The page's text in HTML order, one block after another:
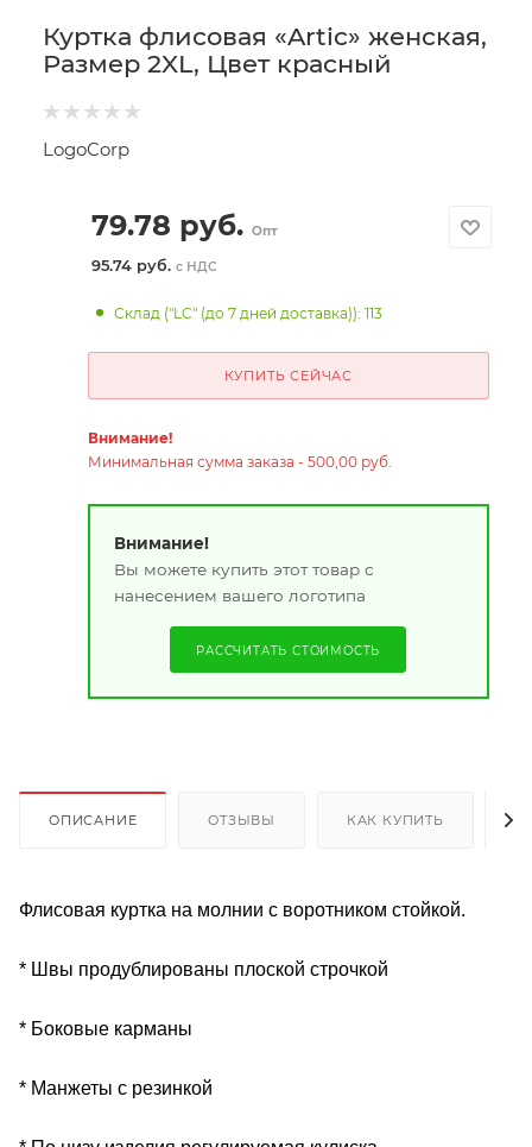
Куртка флисовая «Artic» женская,
Размер 2XL, Цвет красный
LogoCorp
79.78 руб. Опт
95.74 руб. с НДС
Склад ("LC" (до 7 дней доставка)): 113
КУПИТЬ СЕЙЧАС
Внимание!
Минимальная сумма заказа - 500,00 руб.
Внимание!
Вы можете купить этот товар с
нанесением вашего логотипа
РАССЧИТАТЬ СТОИМОСТЬ
ОПИСАНИЕ ОТЗЫВЫ КАК КУПИТЬ
Флисовая куртка на молнии с воротником стойкой.
* Швы продублированы плоской строчкой
* Боковые карманы
* Манжеты с резинкой